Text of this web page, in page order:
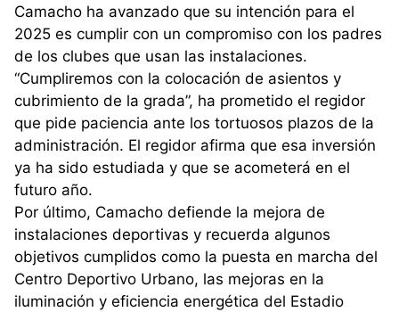
Camacho ha avanzado que su intención para el
2025 es cumplir con un compromiso con los padres
de los clubes que usan las instalaciones.
“Cumpliremos con la colocación de asientos y
cubrimiento de la grada”, ha prometido el regidor
que pide paciencia ante los tortuosos plazos de la
administración. El regidor afirma que esa inversión
ya ha sido estudiada y que se acometerá en el
futuro año.
Por último, Camacho defiende la mejora de
instalaciones deportivas y recuerda algunos
objetivos cumplidos como la puesta en marcha del
Centro Deportivo Urbano, las mejoras en la
iluminación y eficiencia energética del Estadio